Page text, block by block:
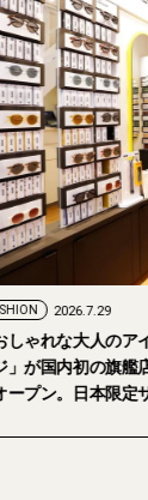
。「試着フェス®︎
【2026年秋冬ファ
放題】